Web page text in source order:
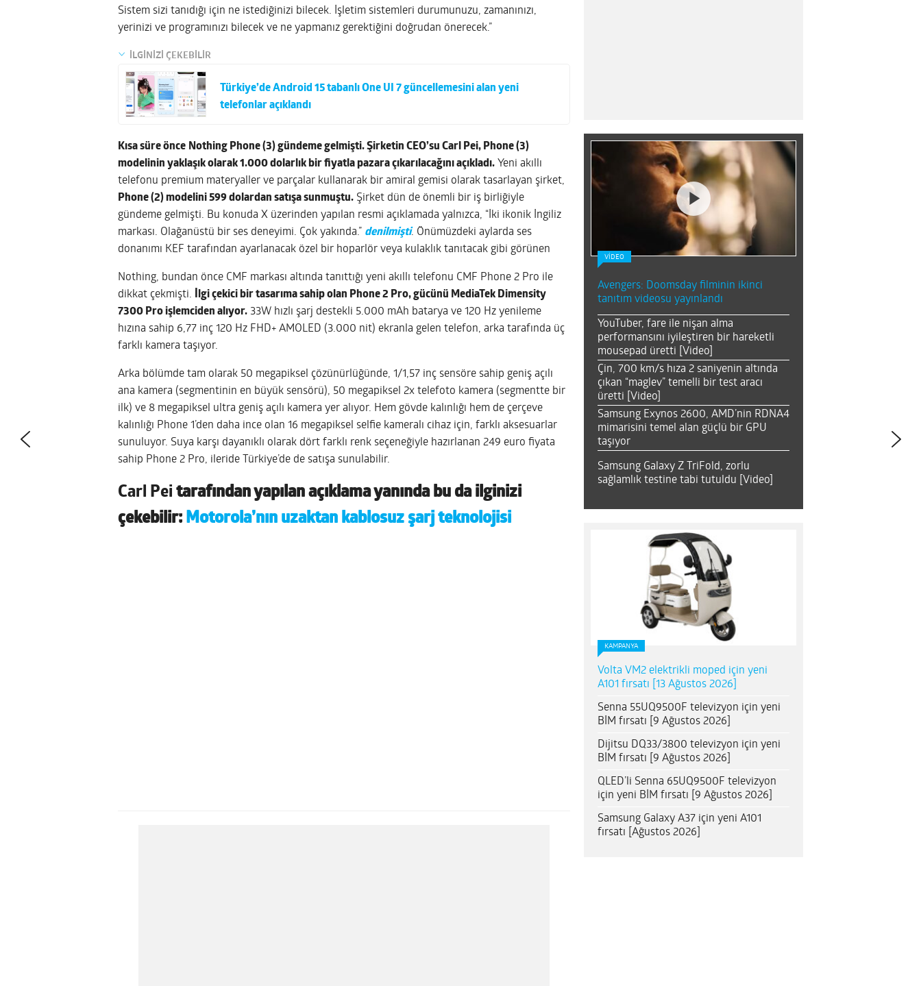
Sistem sizi tanıdığı için ne istediğinizi bilecek. İşletim sistemleri durumunuzu, zamanınızı,
yerinizi ve programınızı bilecek ve ne yapmanız gerektiğini doğrudan önerecek.”
İLGİNİZİ ÇEKEBİLİR
Türkiye’de Android 15 tabanlı One UI 7 güncellemesini alan yeni
telefonlar açıklandı
Kısa süre önce Nothing Phone (3) gündeme gelmişti. Şirketin CEO’su Carl Pei, Phone (3)
modelinin yaklaşık olarak 1.000 dolarlık bir fiyatla pazara çıkarılacağını açıkladı. Yeni akıllı
telefonu premium materyaller ve parçalar kullanarak bir amiral gemisi olarak tasarlayan şirket,
Phone (2) modelini 599 dolardan satışa sunmuştu. Şirket dün de önemli bir iş birliğiyle
gündeme gelmişti. Bu konuda X üzerinden yapılan resmi açıklamada yalnızca, “İki ikonik İngiliz
markası. Olağanüstü bir ses deneyimi. Çok yakında.” denilmişti. Önümüzdeki aylarda ses
donanımı KEF tarafından ayarlanacak özel bir hoparlör veya kulaklık tanıtacak gibi görünen
Nothing, bundan önce CMF markası altında tanıttığı yeni akıllı telefonu CMF Phone 2 Pro ile
dikkat çekmişti.
İlgi çekici bir tasarıma sahip olan Phone 2 Pro, gücünü MediaTek Dimensity
7300 Pro işlemciden alıyor. 33W hızlı şarj destekli 5.000 mAh batarya ve 120 Hz yenileme
hızına sahip 6,77 inç 120 Hz FHD+ AMOLED (3.000 nit) ekranla gelen telefon, arka tarafında üç
farklı kamera taşıyor.
Arka bölümde tam olarak 50 megapiksel çözünürlüğünde, 1/1,57 inç sensöre sahip geniş açılı
ana kamera (segmentinin en büyük sensörü), 50 megapiksel 2x telefoto kamera (segmentte bir
ilk) ve 8 megapiksel ultra geniş açılı kamera yer alıyor. Hem gövde kalınlığı hem de çerçeve
kalınlığı Phone 1’den daha ince olan 16 megapiksel selfie kameralı cihaz için, farklı aksesuarlar
sunuluyor. Suya karşı dayanıklı olarak dört farklı renk seçeneğiyle hazırlanan 249 euro fiyata
sahip Phone 2 Pro, ileride Türkiye’de de satışa sunulabilir.
Carl Pei tarafından yapılan açıklama yanında bu da ilginizi
çekebilir: Motorola’nın uzaktan kablosuz şarj teknolojisi
VİDEO
Avengers: Doomsday filminin ikinci
tanıtım videosu yayınlandı
YouTuber, fare ile nişan alma
performansını iyileştiren bir hareketli
mousepad üretti [Video]
Çin, 700 km/s hıza 2 saniyenin altında
çıkan “maglev” temelli bir test aracı
üretti [Video]
Samsung Exynos 2600, AMD’nin RDNA4
mimarisini temel alan güçlü bir GPU
taşıyor
Samsung Galaxy Z TriFold, zorlu
sağlamlık testine tabi tutuldu [Video]
KAMPANYA
Volta VM2 elektrikli moped için yeni
A101 fırsatı [13 Ağustos 2026]
Senna 55UQ9500F televizyon için yeni
BİM fırsatı [9 Ağustos 2026]
Dijitsu DQ33/3800 televizyon için yeni
BİM fırsatı [9 Ağustos 2026]
QLED’li Senna 65UQ9500F televizyon
için yeni BİM fırsatı [9 Ağustos 2026]
Samsung Galaxy A37 için yeni A101
fırsatı [Ağustos 2026]